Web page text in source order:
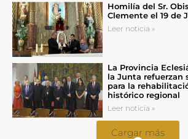
Homilía del Sr.
Clemente el 19 de
Leer noticia »
La Provincia
la Junta refuerzan
para la
histórico regional
Leer noticia »
Cargar más